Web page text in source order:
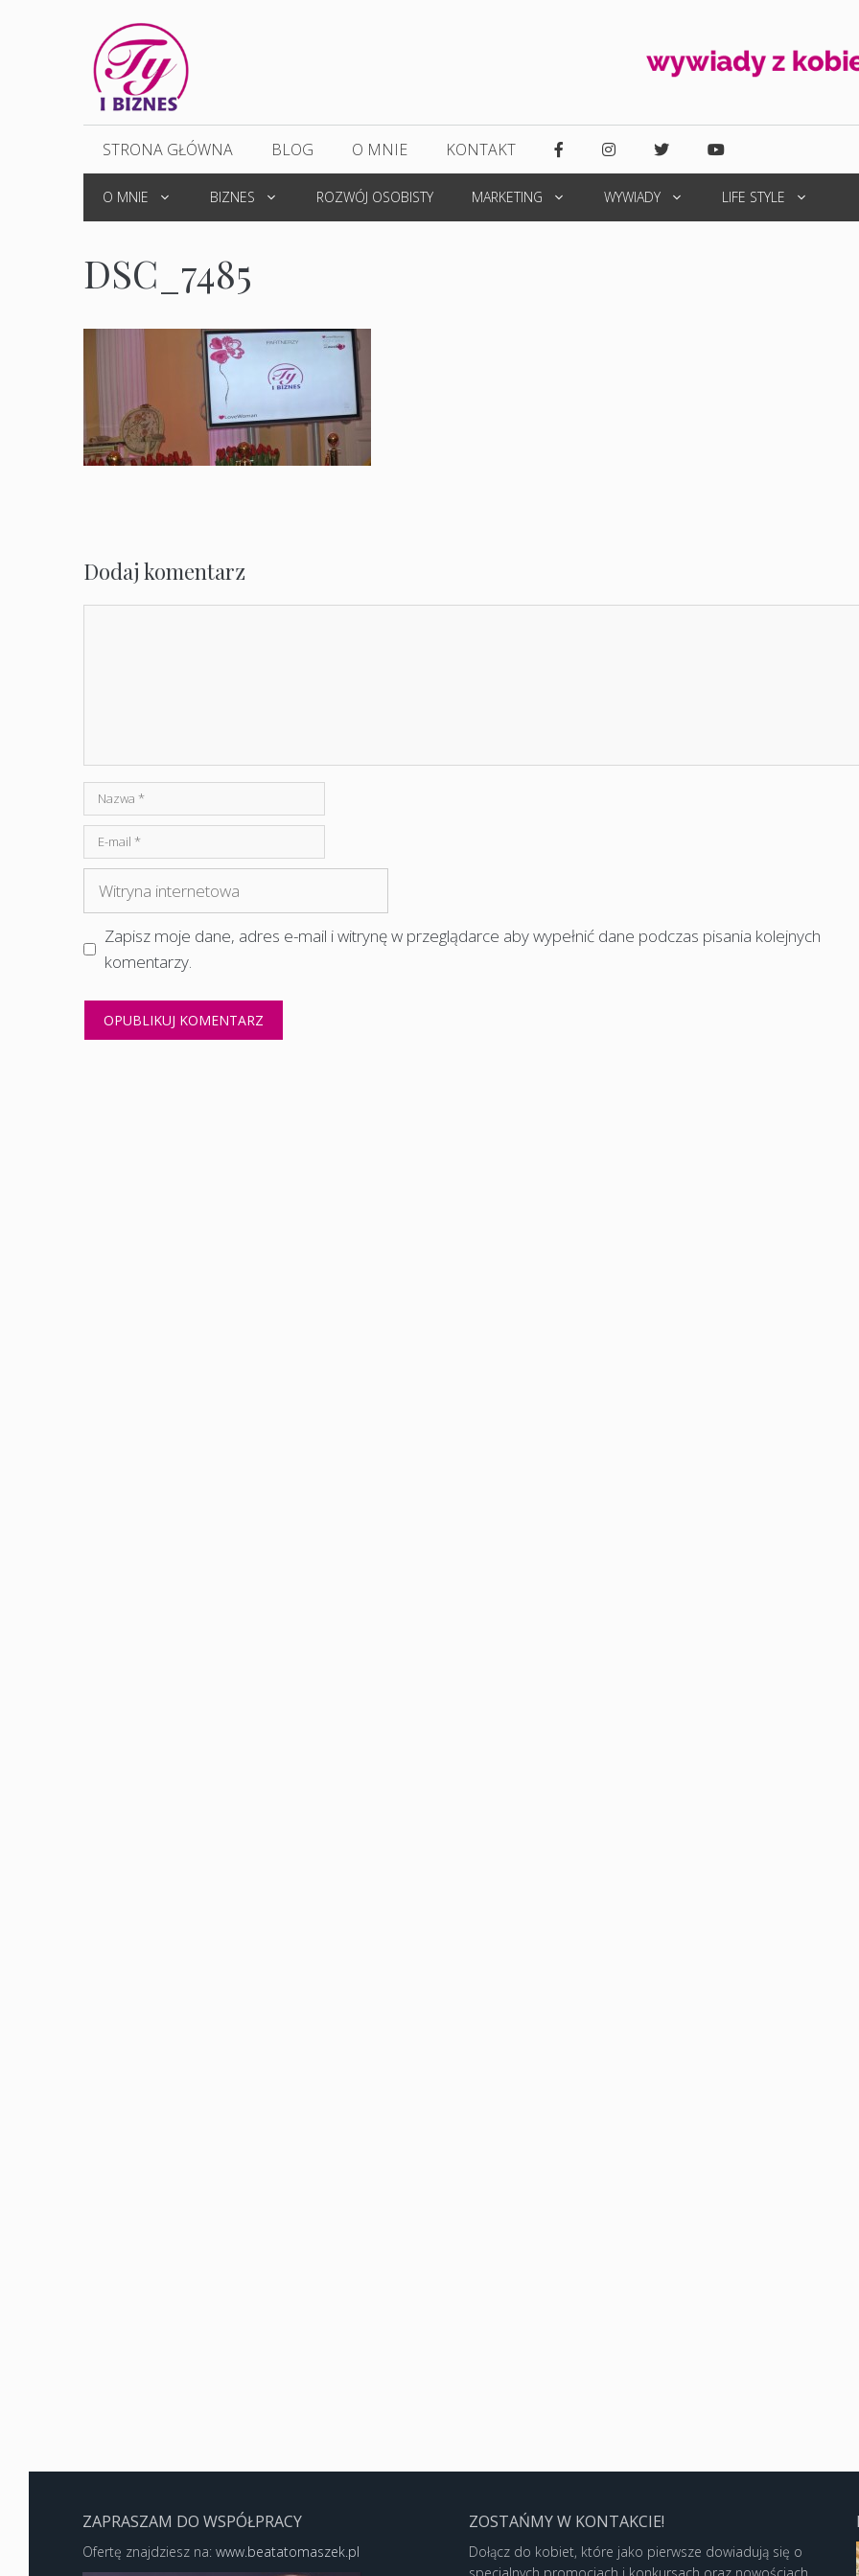
STRONA GŁÓWNA BLOG O MNIE KONTAKT
O MNIE BIZNES ROZWÓJ OSOBISTY MARKETING WYWIADY LIFE STYLE
DSC_7485
Dodaj komentarz
Nazwa
mail
Witryna
internetowa
Zapisz moje dane, adres e-mail i witrynę w przeglądarce aby wypełnić dane podczas pisania kolejnych
komentarzy.
ZAPRASZAM DO WSPÓŁPRACY
Ofertę znajdziesz na: www.beatatomaszek.pl
ZOSTAŃMY W KONTAKCIE!
Dołącz do kobiet, które jako pierwsze dowiadują się o